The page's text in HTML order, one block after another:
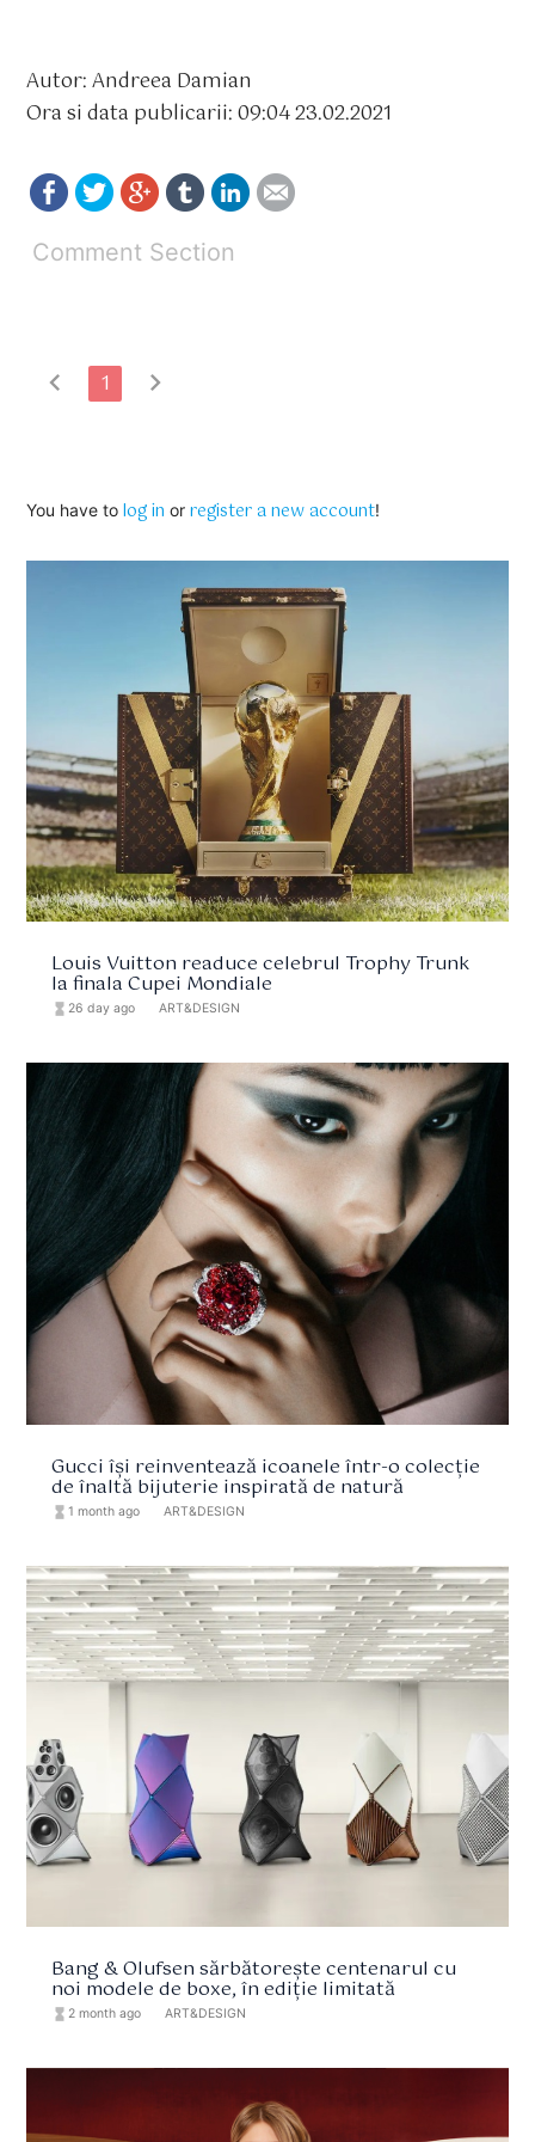
Autor: Andreea Damian
Ora si data publicarii: 09:04 23.02.2021
Comment Section
chevron_left 1 chevron_right
You have tolog in orregister a new account!
Louis Vuitton readuce celebrul Trophy Trunk
la finala Cupei Mondiale
hourglass_full 26 day ago ART&DESIGN
Gucci își reinventează icoanele într-o colecție
de înaltă bijuterie inspirată de natură
hourglass_full 1 month ago ART&DESIGN
Bang & Olufsen sărbătorește centenarul cu
noi modele de boxe, în ediție limitată
hourglass_full 2 month ago ART&DESIGN